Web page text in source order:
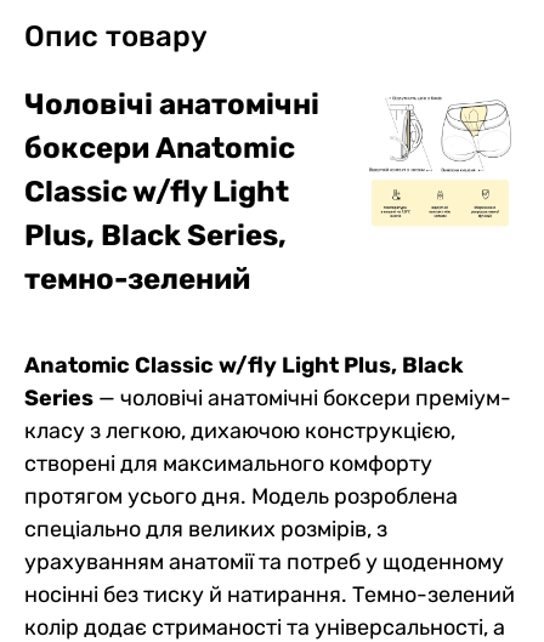
Опис товару
Чоловічі анатомічні
боксери Anatomic
Classic w/fly Light
Plus, Black Series,
темно-зелений
Anatomic Classic w/fly Light Plus, Black
Series — чоловічі анатомічні боксери преміум-
класу з легкою, дихаючою конструкцією,
створені для максимального комфорту
протягом усього дня. Модель розроблена
спеціально для великих розмірів, з
урахуванням анатомії та потреб у щоденному
носінні без тиску й натирання. Темно-зелений
колір додає стриманості та універсальності, а